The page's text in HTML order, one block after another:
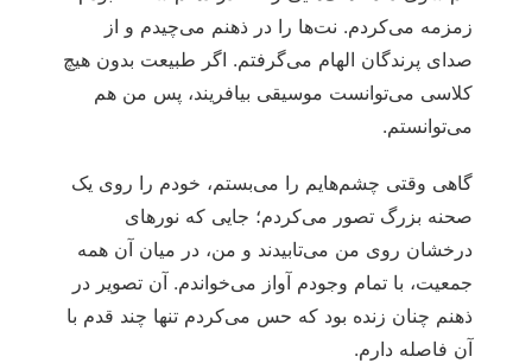
زمزمه می‌کردم. نت‌ها را در ذهنم می‌چیدم و از
صدای پرندگان الهام می‌گرفتم. اگر طبیعت بدون هیچ
کلاسی می‌توانست موسیقی بیافریند، پس من هم
می‌توانستم.
گاهی وقتی چشم‌هایم را می‌بستم، خودم را روی یک
صحنه بزرگ تصور می‌کردم؛ جایی که نورهای
درخشان روی من می‌تابیدند و من، در میان آن همه
جمعیت، با تمام وجودم آواز می‌خواندم. آن تصویر در
ذهنم چنان زنده بود که حس می‌کردم تنها چند قدم با
آن فاصله دارم.